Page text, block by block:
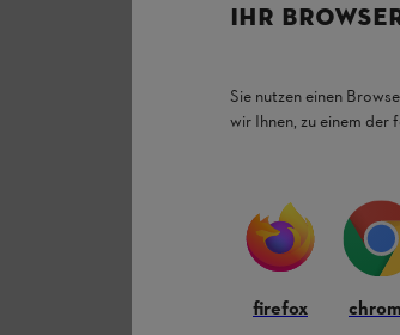
IHR
Sie nutzen einen
wir Ihnen, zu einem der
firefox